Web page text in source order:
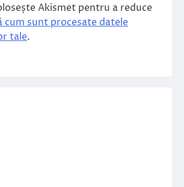
Akismet pentru a reduce
cum sunt procesate datele
tale.